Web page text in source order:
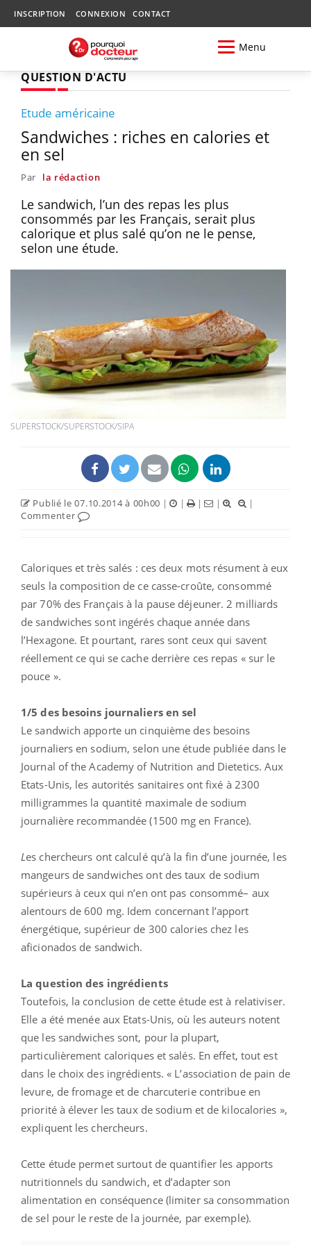
INSCRIPTION CONNEXION CONTACT
Menu
QUESTION D'ACTU
Etude américaine
Sandwiches : riches en calories et
en sel
Par la rédaction
Le sandwich, l’un des repas les plus
consommés par les Français, serait plus
calorique et plus salé qu’on ne le pense,
selon une étude.
SUPERSTOCK/SUPERSTOCK/SIPA
Publié le 07.10.2014 à 00h00 | | | |
|
Commenter
Caloriques et très salés : ces deux mots résument à eux
seuls la composition de ce casse-croûte, consommé
par 70% des Français à la pause déjeuner. 2 milliards
de sandwiches sont ingérés chaque année dans
l’Hexagone. Et pourtant, rares sont ceux qui savent
réellement ce qui se cache derrière ces repas « sur le
pouce ».
1/5 des besoins journaliers en sel
Le sandwich apporte un cinquième des besoins
journaliers en sodium, selon une étude publiée dans le
Journal of the Academy of Nutrition and Dietetics. Aux
Etats-Unis, les autorités sanitaires ont fixé à 2300
milligrammes la quantité maximale de sodium
journalière recommandée (1500 mg en France).
Les chercheurs ont calculé qu’à la fin d’une journée, les
mangeurs de sandwiches ont des taux de sodium
supérieurs à ceux qui n’en ont pas consommé– aux
alentours de 600 mg. Idem concernant l’apport
énergétique, supérieur de 300 calories chez les
aficionados de sandwich.
La question des ingrédients
Toutefois, la conclusion de cette étude est à relativiser.
Elle a été menée aux Etats-Unis, où les auteurs notent
que les sandwiches sont, pour la plupart,
particulièrement caloriques et salés. En effet, tout est
dans le choix des ingrédients. « L’association de pain de
levure, de fromage et de charcuterie contribue en
priorité à élever les taux de sodium et de kilocalories »,
expliquent les chercheurs.
Cette étude permet surtout de quantifier les apports
nutritionnels du sandwich, et d’adapter son
alimentation en conséquence (limiter sa consommation
de sel pour le reste de la journée, par exemple).